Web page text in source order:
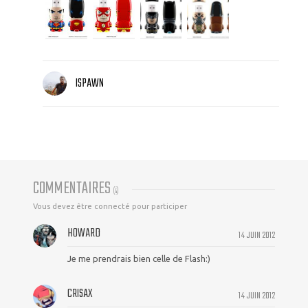
ISPAWN
COMMENTAIRES (4)
Vous devez être connecté pour participer
14 JUIN 2012
HOWARD
Je me prendrais bien celle de Flash:)
14 JUIN 2012
CRISAX